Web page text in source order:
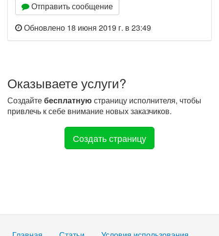
Отправить сообщение
Обновлено 18 июня 2019 г. в 23:49
Оказываете услуги?
Создайтебесплатную страницу исполнителя, чтобы
привлечь к себе внимание новых заказчиков.
Создать страницу